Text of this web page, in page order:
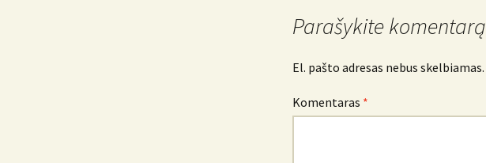
Parašykite komentarą
El. pašto adresas nebus skelbiamas.
Komentaras *